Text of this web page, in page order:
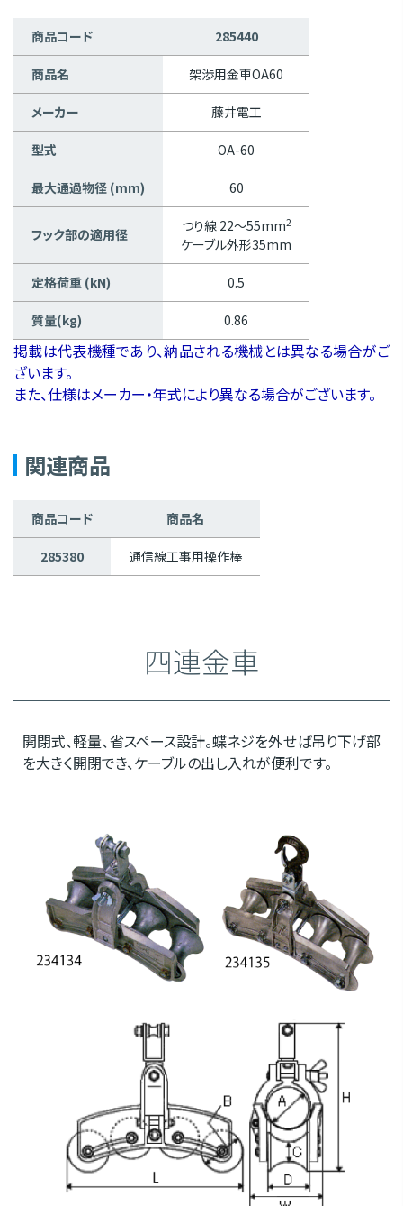
商品コード 285440
商品名 架渉用金車OA60
メーカー 藤井電工
型式 OA-60
最大通過物径 (mm) 60
フック部の適用径 つり線 22～55mm2
ケーブル外形35mm
定格荷重 (kN) 0.5
質量(kg) 0.86
掲載は代表機種であり、納品される機械とは異なる場合がご
ざいます。
また、仕様はメーカー・年式により異なる場合がございます。
関連商品
商品コード 商品名
285380 通信線工事用操作棒
四連金車
開閉式、軽量、省スペース設計。蝶ネジを外せば吊り下げ部
を大きく開閉でき、ケーブルの出し入れが便利です。